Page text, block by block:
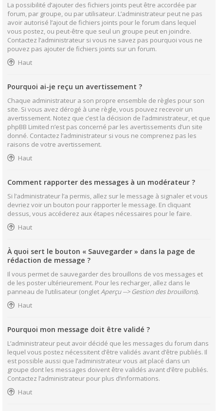
La possibilité d’ajouter des fichiers joints peut être accordée par
forum, par groupe, ou par utilisateur. L’administrateur peut ne pas
avoir autorisé l’ajout de fichiers joints pour le forum dans lequel
vous postez, ou peut-être que seul un groupe peut en joindre.
Contactez l’administrateur si vous ne savez pas pourquoi vous ne
pouvez pas ajouter de fichiers joints sur un forum.
Haut
Pourquoi ai-je reçu un avertissement ?
Chaque administrateur a son propre ensemble de règles pour son
site. Si vous avez dérogé à une règle, vous pouvez recevoir un
avertissement. Notez que c’est la décision de l’administrateur, et que
phpBB Limited n’est pas concerné par les avertissements d’un site
donné. Contactez l’administrateur si vous ne comprenez pas les
raisons de votre avertissement.
Haut
Comment rapporter des messages à un modérateur ?
Si l’administrateur l’a permis, allez sur le message à signaler et vous
devriez voir un bouton pour rapporter le message. En cliquant
dessus, vous accéderez aux étapes nécessaires pour le faire.
Haut
À quoi sert le bouton « Sauvegarder » dans la page de
rédaction de message ?
Il vous permet de sauvegarder des brouillons de vos messages et
de les poster ultérieurement. Pour les recharger, allez dans le
panneau de l’utilisateur (ongletAperçu --> Gestion des brouillons).
Haut
Pourquoi mon message doit être validé ?
L’administrateur peut avoir décidé que les messages du forum dans
lequel vous postez nécessitent d’être validés avant d’être publiés. Il
est possible aussi que l’administrateur vous ait placé dans un
groupe dont les messages doivent être validés avant d’être publiés.
Contactez l’administrateur pour plus d’informations.
Haut